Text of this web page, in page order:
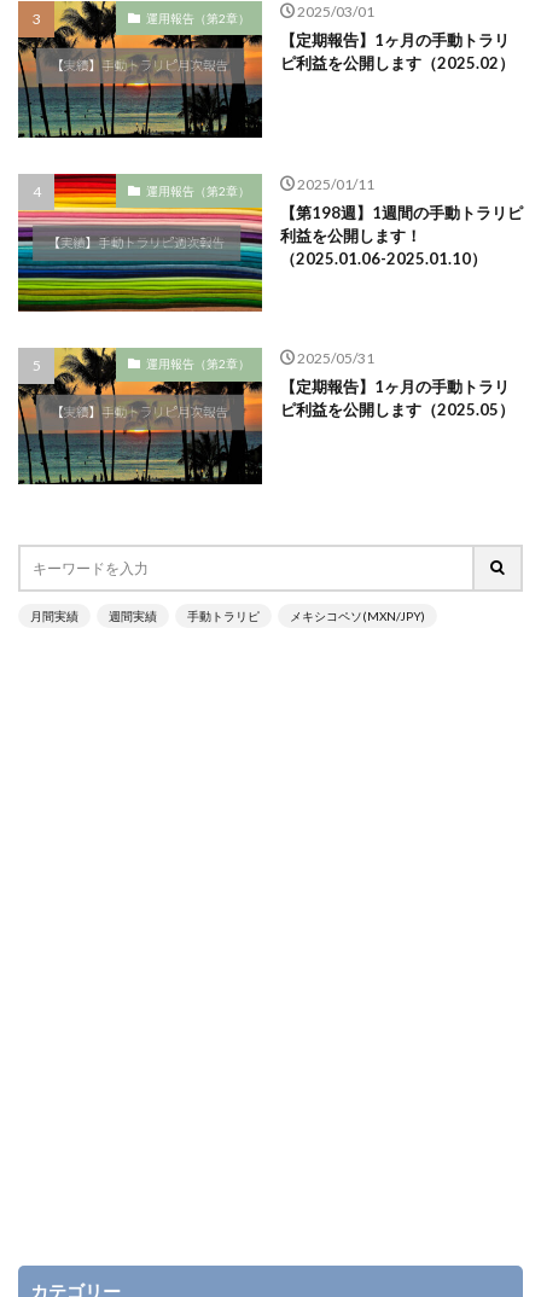
運用報告（第2章） 2025/03/01
【定期報告】1ヶ月の手動トラリ
ピ利益を公開します（2025.02）
運用報告（第2章） 2025/01/11
【第198週】1週間の手動トラリピ
利益を公開します！
（2025.01.06-2025.01.10）
運用報告（第2章） 2025/05/31
【定期報告】1ヶ月の手動トラリ
ピ利益を公開します（2025.05）
月間実績 週間実績 手動トラリピ メキシコペソ(MXN/JPY)
カテゴリー